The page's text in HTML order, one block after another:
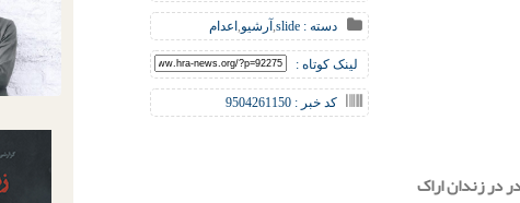
دسته : slide
,آرشیو,اعدام
لینک کوتاه :
کد خبر : 9504261150
در زندان اراک